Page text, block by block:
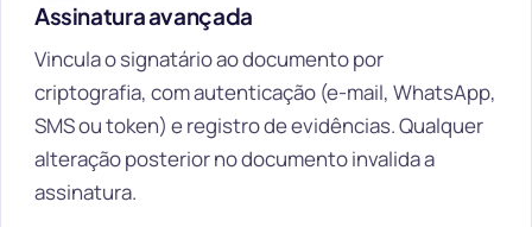
Assinatura avançada
Vincula o signatário ao documento por
criptografia, com autenticação (e-mail, WhatsApp,
SMS ou token) e registro de evidências. Qualquer
alteração posterior no documento invalida a
assinatura.